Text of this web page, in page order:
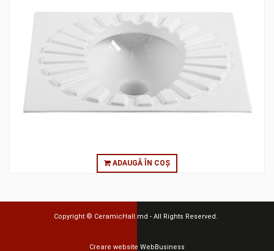
ADAUGĂ ÎN COȘ
Copyright © CeramicHall.md - All Rights Reserved.
Creare website WebBusiness